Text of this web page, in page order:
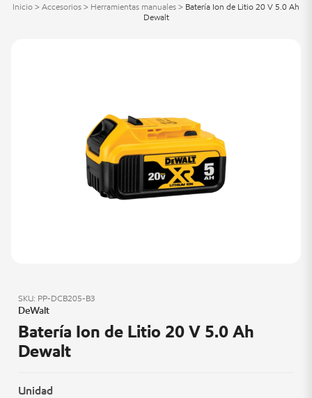
Inicio > Accesorios > Herramientas manuales > Batería Ion de Litio 20 V 5.0 Ah
Dewalt
SKU: PP-DCB205-B3
DeWalt
Batería Ion de Litio 20 V 5.0 Ah
Dewalt
Unidad